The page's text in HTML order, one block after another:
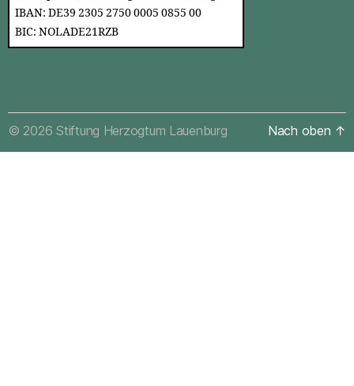
IBAN: DE39 2305 2750 0005 0855 00
BIC: NOLADE21RZB
© 2026Stiftung Herzogtum Lauenburg Nach oben ↑